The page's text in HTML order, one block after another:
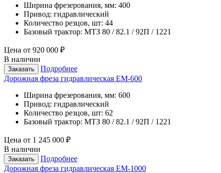
Ширина фрезерования, мм: 400
Привод: гидравлический
Количество резцов, шт: 44
Базовый трактор: МТЗ 80 / 82.1 / 92П / 1221
Цена от 920 000 ₽
В наличии
Заказать
Подробнее
Дорожная фреза гидравлическая ЕМ-600
Ширина фрезерования, мм: 600
Привод: гидравлический
Количество резцов, шт: 62
Базовый трактор: МТЗ 80 / 82.1 / 92П / 1221
Цена от 1 245 000 ₽
В наличии
Заказать
Подробнее
Дорожная фреза гидравлическая ЕМ-1000